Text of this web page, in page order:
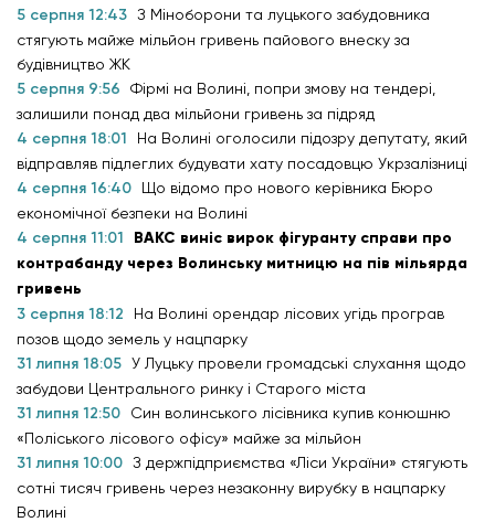
5 серпня 12:43 З Міноборони та луцького забудовника
стягують майже мільйон гривень пайового внеску за
будівництво ЖК
5 серпня 9:56
Фірмі на Волині, попри змову на тендері,
залишили понад два мільйони гривень за підряд
4 серпня 18:01
На Волині оголосили підозру депутату, який
відправляв підлеглих будувати хату посадовцю Укрзалізниці
4 серпня 16:40
Що відомо про нового керівника Бюро
економічної безпеки на Волині
4 серпня 11:01
ВАКС виніс вирок фігуранту справи про
контрабанду через Волинську митницю на пів мільярда
гривень
3 серпня 18:12
На Волині орендар лісових угідь програв
позов щодо земель у нацпарку
31 липня 18:05 У Луцьку провели громадські слухання щодо
забудови Центрального ринку і Старого міста
31 липня 12:50
Син волинського лісівника купив конюшню
«Поліського лісового офісу» майже за мільйон
31 липня 10:00 З держпідприємства «Ліси України» стягують
сотні тисяч гривень через незаконну вирубку в нацпарку
Волині